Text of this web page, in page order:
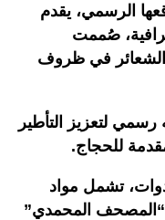
الرسمي، يقدم
صُممت
الشعائر في ظروف
لتعزيز التأطير
للحجاج.
تشمل مواد
“المصحف المحمدي”